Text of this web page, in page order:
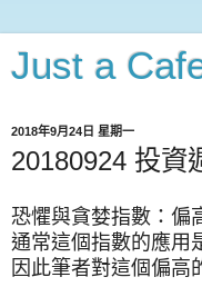
Just a
2018年9月24日 星期一
20180924 投資
恐懼與貪婪指數：偏
通常這個指數的應用
因此筆者對這個偏高